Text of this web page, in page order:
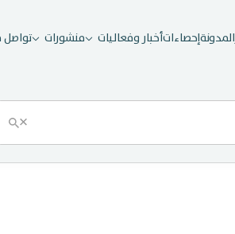
المدونةإحصاءاتأخبار وفعاليات منشورات تواصل
×